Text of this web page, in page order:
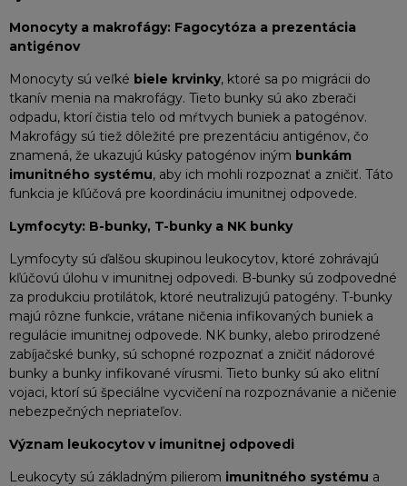
Monocyty a makrofágy: Fagocytóza a prezentácia
antigénov
Monocyty sú veľké biele krvinky, ktoré sa po migrácii do
tkanív menia na makrofágy. Tieto bunky sú ako zberači
odpadu, ktorí čistia telo od mŕtvych buniek a patogénov.
Makrofágy sú tiež dôležité pre prezentáciu antigénov, čo
znamená, že ukazujú kúsky patogénov iným bunkám
imunitného systému, aby ich mohli rozpoznať a zničiť. Táto
funkcia je kľúčová pre koordináciu imunitnej odpovede.
Lymfocyty: B-bunky, T-bunky a NK bunky
Lymfocyty sú ďalšou skupinou leukocytov, ktoré zohrávajú
kľúčovú úlohu v imunitnej odpovedi. B-bunky sú zodpovedné
za produkciu protilátok, ktoré neutralizujú patogény. T-bunky
majú rôzne funkcie, vrátane ničenia infikovaných buniek a
regulácie imunitnej odpovede. NK bunky, alebo prirodzené
zabíjačské bunky, sú schopné rozpoznať a zničiť nádorové
bunky a bunky infikované vírusmi. Tieto bunky sú ako elitní
vojaci, ktorí sú špeciálne vycvičení na rozpoznávanie a ničenie
nebezpečných nepriateľov.
Význam leukocytov v imunitnej odpovedi
Leukocyty sú základným pilierom imunitného systému a